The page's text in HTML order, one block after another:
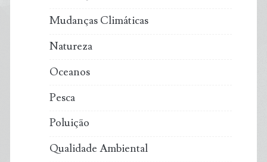
Mudanças Climáticas
Natureza
Oceanos
Pesca
Poluição
Qualidade Ambiental